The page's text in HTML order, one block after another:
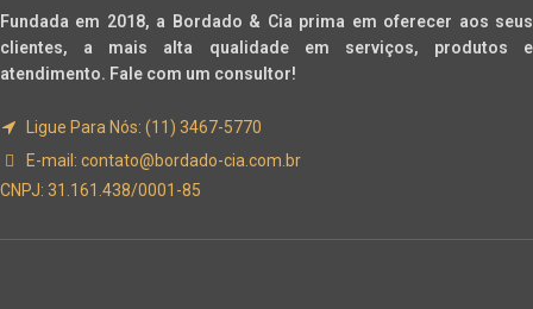
Fundada em 2018, a Bordado & Cia prima em oferecer aos seus
clientes, a mais alta qualidade em serviços, produtos e
atendimento. Fale com um consultor!
Ligue Para Nós: (11) 3467-5770
E-mail: contato@bordado-cia.com.br
CNPJ: 31.161.438/0001-85